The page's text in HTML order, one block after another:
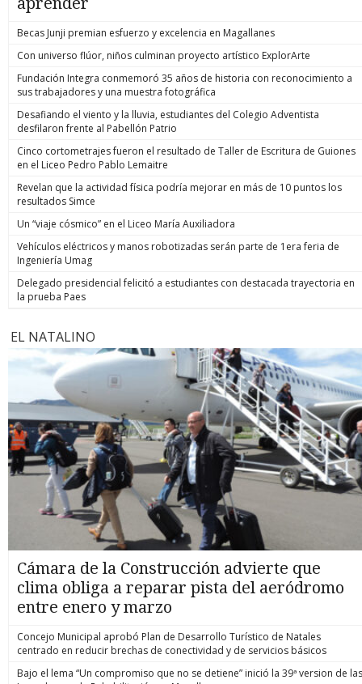
Becas Junji premian esfuerzo y excelencia en Magallanes
Con universo flúor, niños culminan proyecto artístico ExplorArte
Fundación Integra conmemoró 35 años de historia con reconocimiento a
sus trabajadores y una muestra fotográfica
Desafiando el viento y la lluvia, estudiantes del Colegio Adventista
desfilaron frente al Pabellón Patrio
Cinco cortometrajes fueron el resultado de Taller de Escritura de Guiones
en el Liceo Pedro Pablo Lemaitre
Revelan que la actividad física podría mejorar en más de 10 puntos los
resultados Simce
Un “viaje cósmico” en el Liceo María Auxiliadora
Vehículos eléctricos y manos robotizadas serán parte de 1era feria de
Ingeniería Umag
Delegado presidencial felicitó a estudiantes con destacada trayectoria en
la prueba Paes
EL NATALINO
Cámara de la Construcción advierte que
clima obliga a reparar pista del aeródromo
entre enero y marzo
Concejo Municipal aprobó Plan de Desarrollo Turístico de Natales
centrado en reducir brechas de conectividad y de servicios básicos
Bajo el lema “Un compromiso que no se detiene” inició la 39ª version de las